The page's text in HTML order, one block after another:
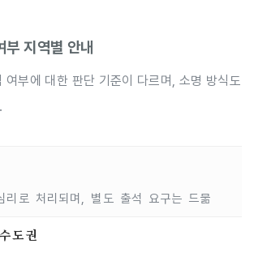
부 지역별 안내
여부에 대한 판단 기준이 다르며, 소명 방식도
리로 처리되며, 별도 출석 요구는 드묾
도권